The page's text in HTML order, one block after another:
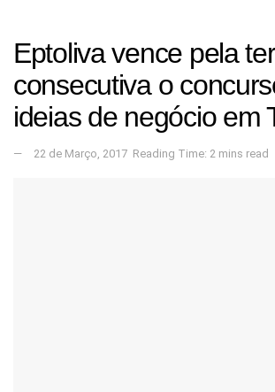
Eptoliva vence pela
consecutiva o
ideias de negócio em
22 de Março, 2017 Reading Time: 2 mins read